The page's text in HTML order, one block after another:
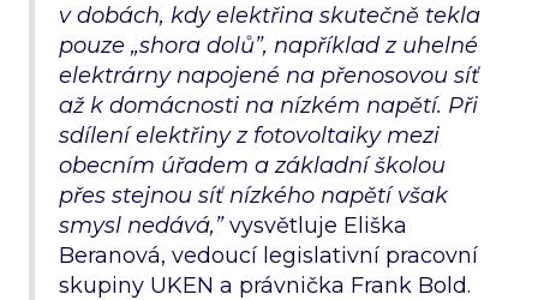
v dobách, kdy elektřina skutečně tekla
pouze „shora dolů”, například z uhelné
elektrárny napojené na přenosovou síť
až k domácnosti na nízkém napětí. Při
sdílení elektřiny z fotovoltaiky mezi
obecním úřadem a základní školou
přes stejnou síť nízkého napětí však
smysl nedává,”vysvětluje Eliška
Beranová, vedoucí legislativní pracovní
skupiny UKEN a právnička Frank Bold.